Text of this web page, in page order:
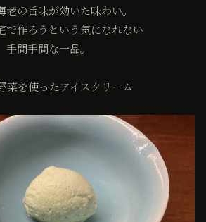
老の旨味が効いた味わい。
で作ろうという気になれない
手間手間な一品。
菜を使ったアイスクリーム